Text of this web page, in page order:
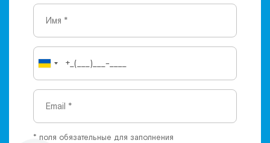
* поля обязательные для заполнения